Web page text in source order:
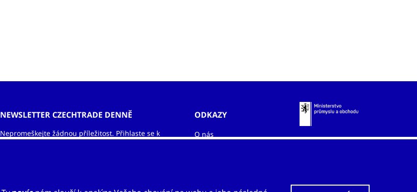
NEWSLETTER CZECHTRADE DENNĚ
Nepromeškejte žádnou příležitost. Přihlaste se k
ODEBÍRAT NEWSLETTER
ODKAZY
O nás